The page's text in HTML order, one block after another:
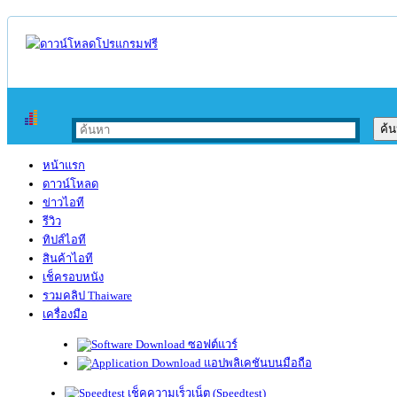
หน้าแรก
ดาวน์โหลด
ข่าวไอที
รีวิว
ทิปส์ไอที
สินค้าไอที
เช็ครอบหนัง
รวมคลิป Thaiware
เครื่องมือ
ซอฟต์แวร์
แอปพลิเคชันบนมือถือ
เช็คความเร็วเน็ต (Speedtest)